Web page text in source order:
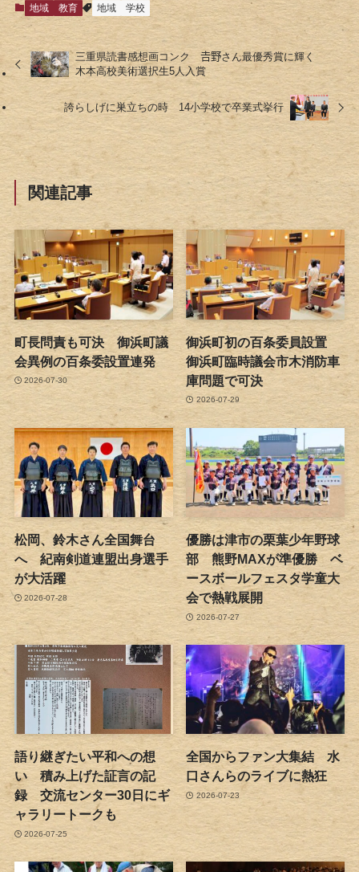
地域 教育 地域 学校
三重県読書感想画コンク 𠮷野さん最優秀賞に輝く
木本高校美術選択生5人入賞
誇らしげに巣立ちの時 14小学校で卒業式挙行
関連記事
町長問責も可決 御浜町議
会異例の百条委設置連発
2026-07-30
御浜町初の百条委員設置
御浜町臨時議会市木消防車
庫問題で可決
2026-07-29
松岡、鈴木さん全国舞台
へ 紀南剣道連盟出身選手
が大活躍
2026-07-28
優勝は津市の栗葉少年野球
部 熊野MAXが準優勝 ベ
ースボールフェスタ学童大
会で熱戦展開
2026-07-27
語り継ぎたい平和への想
い 積み上げた証言の記
録 交流センター30日にギ
ャラリートークも
2026-07-25
全国からファン大集結 水
口さんらのライブに熱狂
2026-07-23